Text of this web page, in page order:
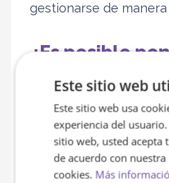
gestionarse de
¿Es posible
vacuna de la
previa?
Dependiendo de la
salud, puede ser
de la gripesin
Este sitio web
Este sitio web usa
experiencia del
sitio web, usted acepta
de acuerdo con
cookies. Más